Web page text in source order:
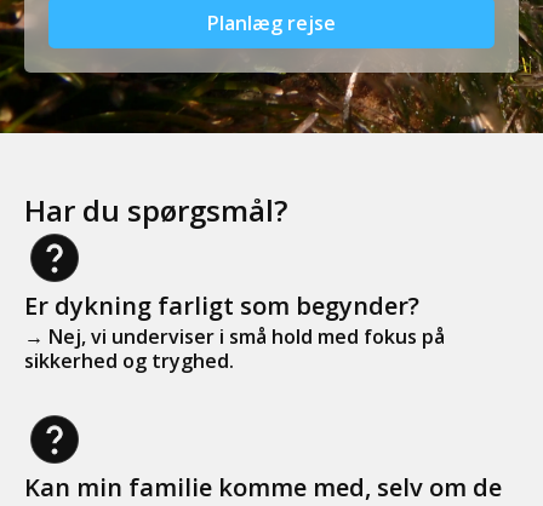
Planlæg rejse
Har du spørgsmål?
Er dykning farligt som begynder?
→ Nej, vi underviser i små hold med fokus på
sikkerhed og tryghed.
Kan min familie komme med, selv om de